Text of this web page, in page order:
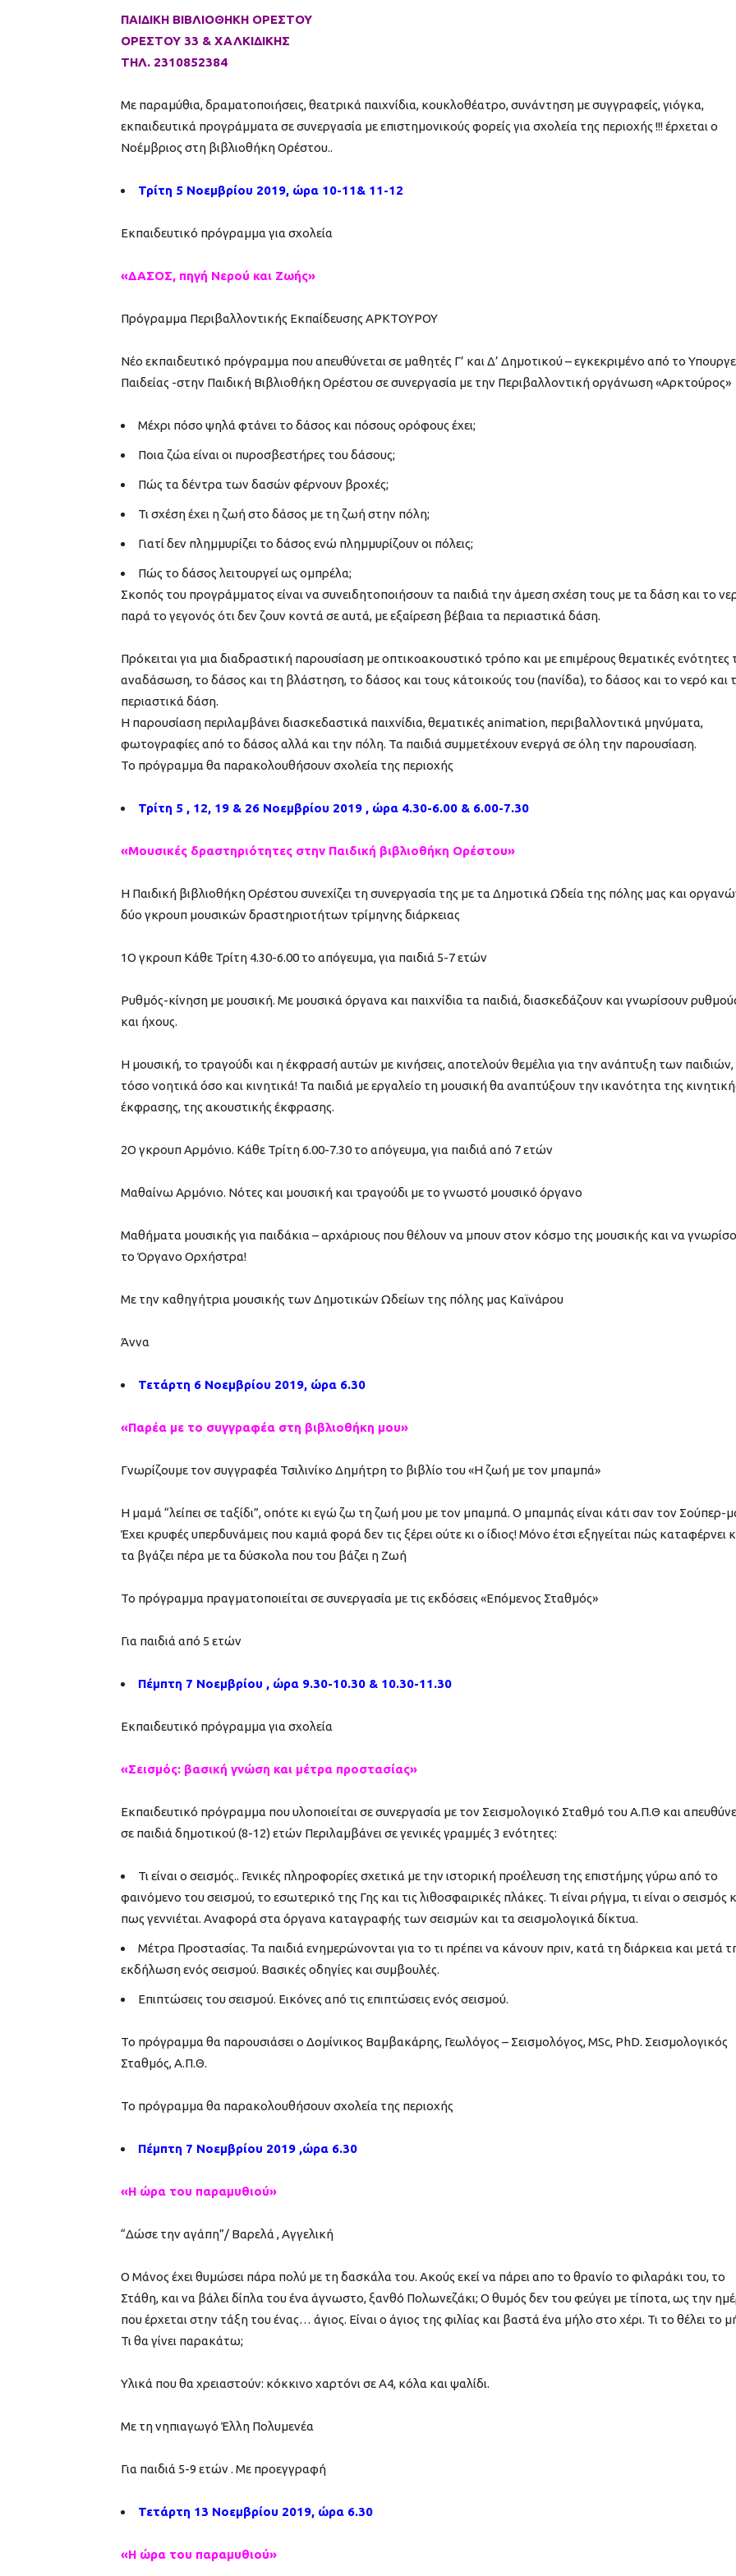
ΠΑΙΔΙΚΗ ΒΙΒΛΙΟΘΗΚΗ ΟΡΕΣΤΟΥ
ΟΡΕΣΤΟΥ 33 & ΧΑΛΚΙΔΙΚΗΣ
ΤΗΛ. 2310852384
Με παραμύθια, δραματοποιήσεις, θεατρικά παιχνίδια, κουκλοθέατρο, συνάντηση με συγγραφείς, γιόγκα,
εκπαιδευτικά προγράμματα σε συνεργασία με επιστημονικούς φορείς για σχολεία της περιοχής !!! έρχεται ο
Νοέμβριος στη βιβλιοθήκη Ορέστου..
Τρίτη 5 Νοεμβρίου 2019, ώρα 10-11& 11-12
Εκπαιδευτικό πρόγραμμα για σχολεία
«ΔΑΣΟΣ, πηγή Νερού και Ζωής»
Πρόγραμμα Περιβαλλοντικής Εκπαίδευσης ΑΡΚΤΟΥΡΟΥ
Νέο εκπαιδευτικό πρόγραμμα που απευθύνεται σε μαθητές Γ’ και Δ’ Δημοτικού – εγκεκριμένο από το
Παιδείας -στην Παιδική Βιβλιοθήκη Ορέστου σε συνεργασία με την Περιβαλλοντική οργάνωση «Αρκτούρος»
Μέχρι πόσο ψηλά φτάνει το δάσος και πόσους ορόφους έχει;
Ποια ζώα είναι οι πυροσβεστήρες του δάσους;
Πώς τα δέντρα των δασών φέρνουν βροχές;
Τι σχέση έχει η ζωή στο δάσος με τη ζωή στην πόλη;
Γιατί δεν πλημμυρίζει το δάσος ενώ πλημμυρίζουν οι πόλεις;
Πώς το δάσος λειτουργεί ως ομπρέλα;
Σκοπός του προγράμματος είναι να συνειδητοποιήσουν τα παιδιά την άμεση σχέση τους με τα δάση και το
παρά το γεγονός ότι δεν ζουν κοντά σε αυτά, με εξαίρεση βέβαια τα περιαστικά δάση.
Πρόκειται για μια διαδραστική παρουσίαση με οπτικοακουστικό τρόπο και με επιμέρους θεματικές ενότητες
αναδάσωση, το δάσος και τη βλάστηση, το δάσος και τους κάτοικούς του (πανίδα), το δάσος και το νερό και
περιαστικά δάση.
Η παρουσίαση περιλαμβάνει διασκεδαστικά παιχνίδια, θεματικές animation, περιβαλλοντικά μηνύματα,
φωτογραφίες από το δάσος αλλά και την πόλη. Τα παιδιά συμμετέχουν ενεργά σε όλη την παρουσίαση.
Το πρόγραμμα θα παρακολουθήσουν σχολεία της περιοχής
Τρίτη 5 , 12, 19 & 26 Νοεμβρίου 2019 , ώρα 4.30-6.00 & 6.00-7.30
«Μουσικές δραστηριότητες στην Παιδική βιβλιοθήκη Ορέστου»
Η Παιδική βιβλιοθήκη Ορέστου συνεχίζει τη συνεργασία της με τα Δημοτικά Ωδεία της πόλης μας και
δύο γκρουπ μουσικών δραστηριοτήτων τρίμηνης διάρκειας
1Ο γκρουπ Κάθε Τρίτη 4.30-6.00 το απόγευμα, για παιδιά 5-7 ετών
Ρυθμός-κίνηση με μουσική. Με μουσικά όργανα και παιχνίδια τα παιδιά, διασκεδάζουν και γνωρίσουν
και ήχους.
Η μουσική, το τραγούδι και η έκφρασή αυτών με κινήσεις, αποτελούν θεμέλια για την ανάπτυξη των παιδιών,
τόσο νοητικά όσο και κινητικά! Τα παιδιά με εργαλείο τη μουσική θα αναπτύξουν την ικανότητα της
έκφρασης, της ακουστικής έκφρασης.
2Ο γκρουπ Αρμόνιο. Κάθε Τρίτη 6.00-7.30 το απόγευμα, για παιδιά από 7 ετών
Μαθαίνω Αρμόνιο. Νότες και μουσική και τραγούδι με το γνωστό μουσικό όργανο
Μαθήματα μουσικής για παιδάκια – αρχάριους που θέλουν να μπουν στον κόσμο της μουσικής και να
το Όργανο Ορχήστρα!
Με την καθηγήτρια μουσικής των Δημοτικών Ωδείων της πόλης μας Καϊνάρου
Άννα
Τετάρτη 6 Νοεμβρίου 2019, ώρα 6.30
«Παρέα με το συγγραφέα στη βιβλιοθήκη μου»
Γνωρίζουμε τον συγγραφέα Τσιλινίκο Δημήτρη το βιβλίο του «Η ζωή με τον μπαμπά»
Η μαμά “λείπει σε ταξίδι”, οπότε κι εγώ ζω τη ζωή μου με τον μπαμπά. Ο μπαμπάς είναι κάτι σαν τον Σούπερ-
Έχει κρυφές υπερδυνάμεις που καμιά φορά δεν τις ξέρει ούτε κι ο ίδιος! Μόνο έτσι εξηγείται πώς καταφέρνει
τα βγάζει πέρα με τα δύσκολα που του βάζει η Ζωή
Το πρόγραμμα πραγματοποιείται σε συνεργασία με τις εκδόσεις «Επόμενος Σταθμός»
Για παιδιά από 5 ετών
Πέμπτη 7 Νοεμβρίου , ώρα 9.30-10.30 & 10.30-11.30
Εκπαιδευτικό πρόγραμμα για σχολεία
«Σεισμός: βασική γνώση και μέτρα προστασίας»
Εκπαιδευτικό πρόγραμμα που υλοποιείται σε συνεργασία με τον Σεισμολογικό Σταθμό του Α.Π.Θ και
σε παιδιά δημοτικού (8-12) ετών Περιλαμβάνει σε γενικές γραμμές 3 ενότητες:
Τι είναι ο σεισμός.. Γενικές πληροφορίες σχετικά με την ιστορική προέλευση της επιστήμης γύρω από το
φαινόμενο του σεισμού, το εσωτερικό της Γης και τις λιθοσφαιρικές πλάκες. Τι είναι ρήγμα, τι είναι ο σεισμός
πως γεννιέται. Αναφορά στα όργανα καταγραφής των σεισμών και τα σεισμολογικά δίκτυα.
Μέτρα Προστασίας. Τα παιδιά ενημερώνονται για το τι πρέπει να κάνουν πριν, κατά τη διάρκεια και μετά
εκδήλωση ενός σεισμού. Βασικές οδηγίες και συμβουλές.
Επιπτώσεις του σεισμού. Εικόνες από τις επιπτώσεις ενός σεισμού.
Το πρόγραμμα θα παρουσιάσει ο Δομίνικος Βαμβακάρης, Γεωλόγος – Σεισμολόγος, MSc, PhD. Σεισμολογικός
Σταθμός, Α.Π.Θ.
Το πρόγραμμα θα παρακολουθήσουν σχολεία της περιοχής
Πέμπτη 7 Νοεμβρίου 2019 ,ώρα 6.30
«Η ώρα του παραμυθιού»
“Δώσε την αγάπη”/ Βαρελά , Αγγελική
Ο Μάνος έχει θυμώσει πάρα πολύ με τη δασκάλα του. Ακούς εκεί να πάρει απο το θρανίο το φιλαράκι του, το
Στάθη, και να βάλει δίπλα του ένα άγνωστο, ξανθό Πολωνεζάκι; Ο θυμός δεν του φεύγει με τίποτα, ως την
που έρχεται στην τάξη του ένας… άγιος. Είναι ο άγιος της φιλίας και βαστά ένα μήλο στο χέρι. Τι το θέλει το
Τι θα γίνει παρακάτω;
Υλικά που θα χρειαστούν: κόκκινο χαρτόνι σε Α4, κόλα και ψαλίδι.
Με τη νηπιαγωγό Έλλη Πολυμενέα
Για παιδιά 5-9 ετών . Με προεγγραφή
Τετάρτη 13 Νοεμβρίου 2019, ώρα 6.30
«Η ώρα του παραμυθιού»